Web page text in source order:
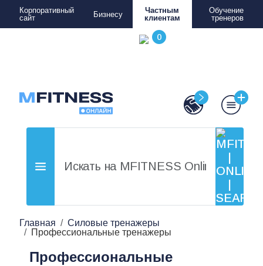
Корпоративный
сайт
Бизнесу
Частным
клиентам
Обучение
тренеров
Главная
Силовые тренажеры
Профессиональные тренажеры
Профессиональные